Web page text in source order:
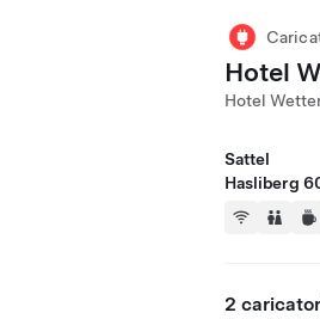
Hotel
Hotel
Sattel
Hasliberg
2